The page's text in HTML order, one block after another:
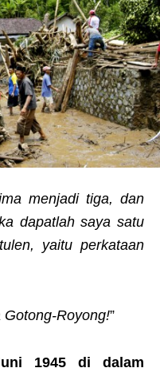
menjadi tiga, dan
dapatlah saya satu
yaitu perkataan
Royong!”
1945 di dalam